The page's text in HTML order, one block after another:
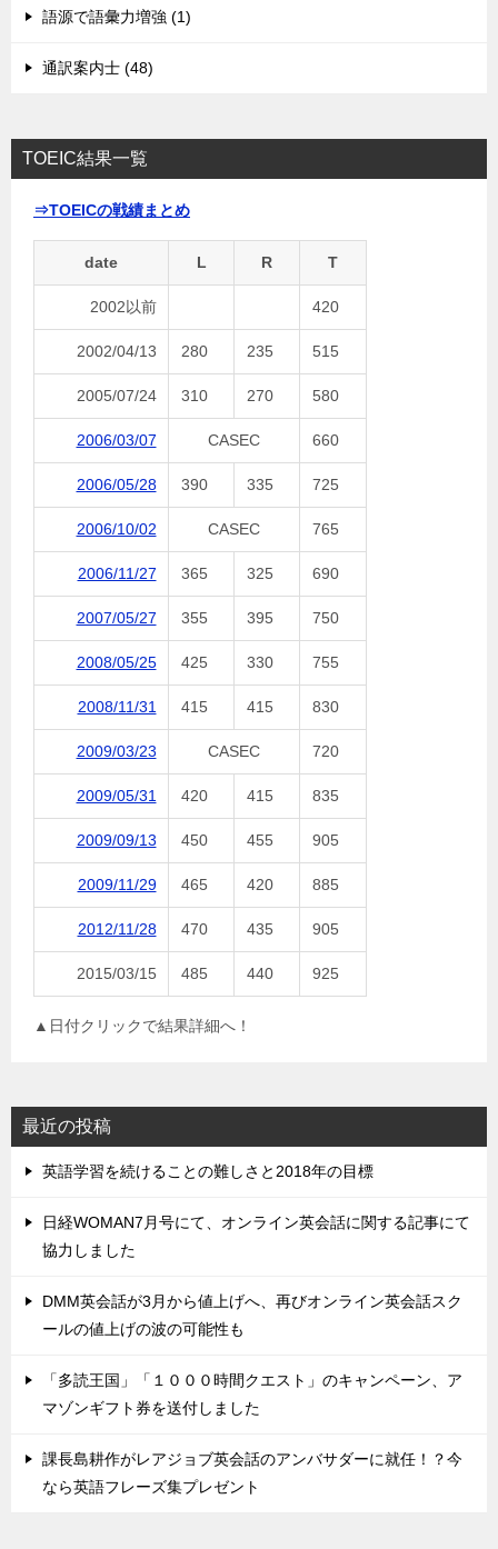
語源で語彙力増強 (1)
通訳案内士 (48)
TOEIC結果一覧
⇒TOEICの戦績まとめ
date L R T
2002以前 420
2002/04/13 280 235 515
2005/07/24 310 270 580
2006/03/07 CASEC 660
2006/05/28 390 335 725
2006/10/02 CASEC 765
2006/11/27 365 325 690
2007/05/27 355 395 750
2008/05/25 425 330 755
2008/11/31 415 415 830
2009/03/23 CASEC 720
2009/05/31 420 415 835
2009/09/13 450 455 905
2009/11/29 465 420 885
2012/11/28 470 435 905
2015/03/15 485 440 925
▲日付クリックで結果詳細へ！
最近の投稿
英語学習を続けることの難しさと2018年の目標
日経WOMAN7月号にて、オンライン英会話に関する記事にて
協力しました
DMM英会話が3月から値上げへ、再びオンライン英会話スク
ールの値上げの波の可能性も
「多読王国」「１０００時間クエスト」のキャンペーン、ア
マゾンギフト券を送付しました
課長島耕作がレアジョブ英会話のアンバサダーに就任！？今
なら英語フレーズ集プレゼント